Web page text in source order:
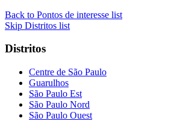
Back to Pontos de interesse list
Skip Distritos list
Distritos
Centre de São Paulo
Guarulhos
São Paulo Est
São Paulo Nord
São Paulo Ouest